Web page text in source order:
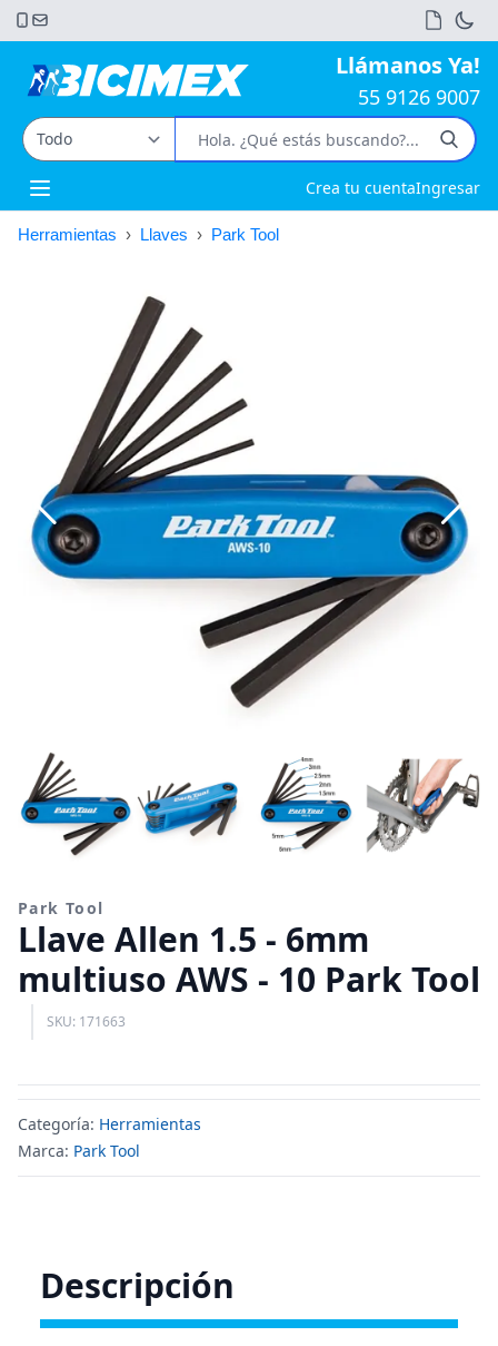
Llámanos Ya!
55 9126 9007
Open main menu Crea tu cuentaIngresar
Herramientas › Llaves › Park Tool
Park Tool
Llave Allen 1.5 - 6mm
multiuso AWS - 10 Park Tool
SKU: 171663
Categoría: Herramientas
Marca: Park Tool
Descripción